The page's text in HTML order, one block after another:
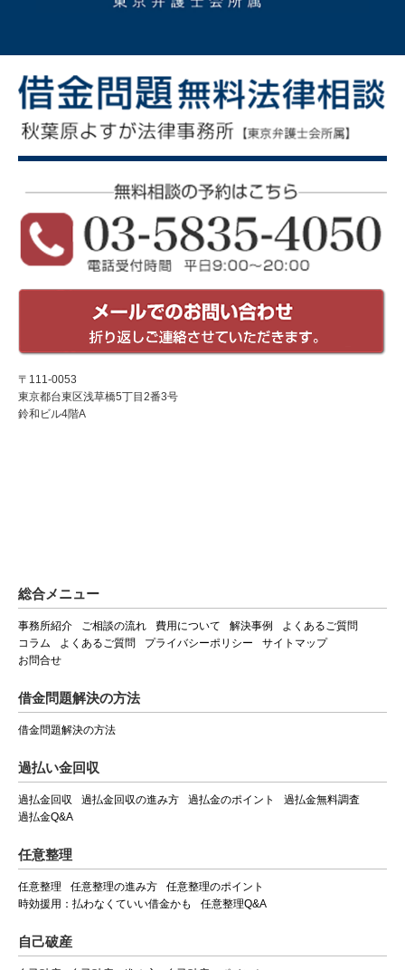
〒111-0053
東京都台東区浅草橋5丁目2番3号
鈴和ビル4階A
総合メニュー
事務所紹介 ご相談の流れ 費用について 解決事例
よくあるご質問
コラム
よくあるご質問 プライバシーポリシー
サイトマップ
お問合せ
借金問題解決の方法
借金問題解決の方法
過払い金回収
過払金回収 過払金回収の進み方 過払金のポイント
過払金無料調査
過払金Q&A
任意整理
任意整理 任意整理の進み方
任意整理のポイント
時効援用：払わなくていい借金かも
任意整理Q&A
自己破産